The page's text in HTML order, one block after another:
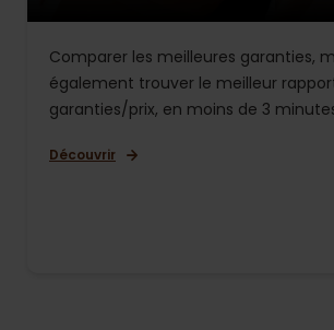
Comparer les meilleures garanties,
également trouver le meilleur
garanties/prix, en moins de 3
Découvrir